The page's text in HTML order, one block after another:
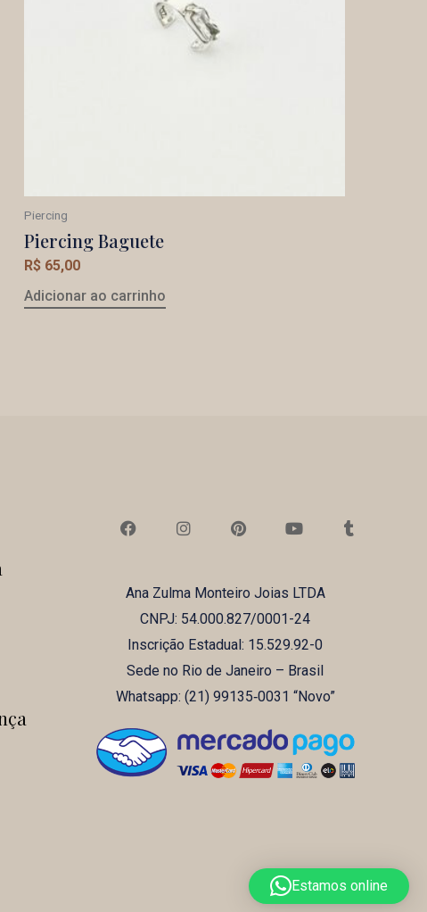
Piercing
Piercing Baguete
R$ 65,00
Adicionar ao carrinho
a
o
n
g
r
a
m
i
r
e
s
t
o
b
e
u
Ana Zulma Monteiro Joias LTDA
CNPJ: 54.000.827/0001-24
Inscrição Estadual: 15.529.92-0
Sede no Rio de Janeiro – Brasil
Whatsapp: (21) ‪99135‑0031‬ “Novo”
Estamos online